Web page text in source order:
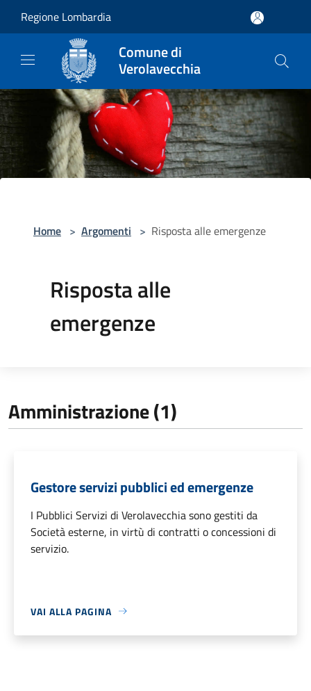
Regione Lombardia
Comune di
Verolavecchia
Home > Argomenti > Risposta alle emergenze
Risposta alle
emergenze
Amministrazione (1)
Gestore servizi pubblici ed emergenze
I Pubblici Servizi di Verolavecchia sono gestiti da
Società esterne, in virtù di contratti o concessioni di
servizio.
VAI ALLA PAGINA